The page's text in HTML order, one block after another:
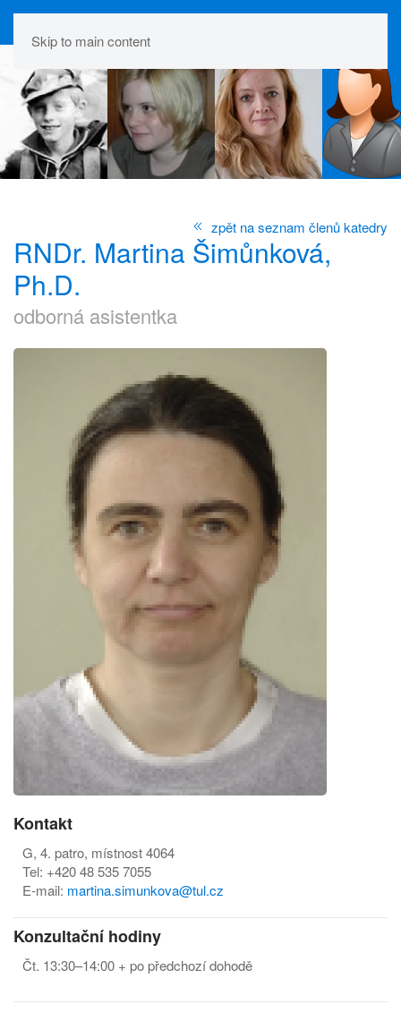
Skip to main content
zpět na seznam členů katedry
RNDr. Martina Šimůnková,
Ph.D.
odborná asistentka
Kontakt
G, 4. patro, místnost 4064
Tel: +420 48 535 7055
E-mail: martina.simunkova@tul.cz
Konzultační hodiny
Čt. 13:30–14:00 + po předchozí dohodě